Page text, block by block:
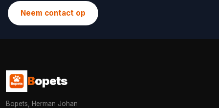
Neem contact op
Bopets
Bopets, Herman Johan